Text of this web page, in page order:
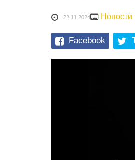
22.11.2024 Новости
Facebook